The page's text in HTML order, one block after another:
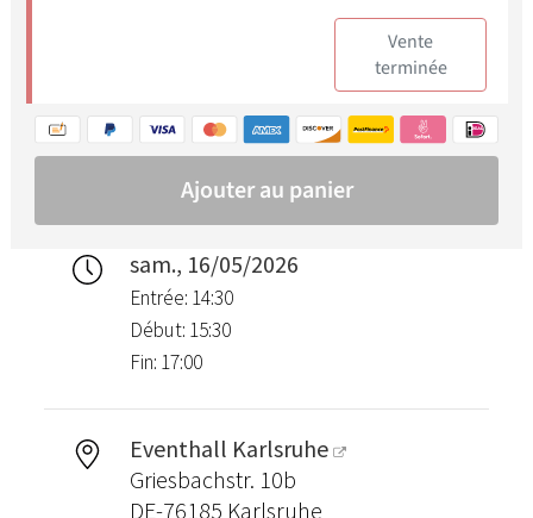
sam., 16/05/2026
Entrée: 14:30
Début: 15:30
Fin: 17:00
Eventhall Karlsruhe
Griesbachstr. 10b
DE-76185 Karlsruhe